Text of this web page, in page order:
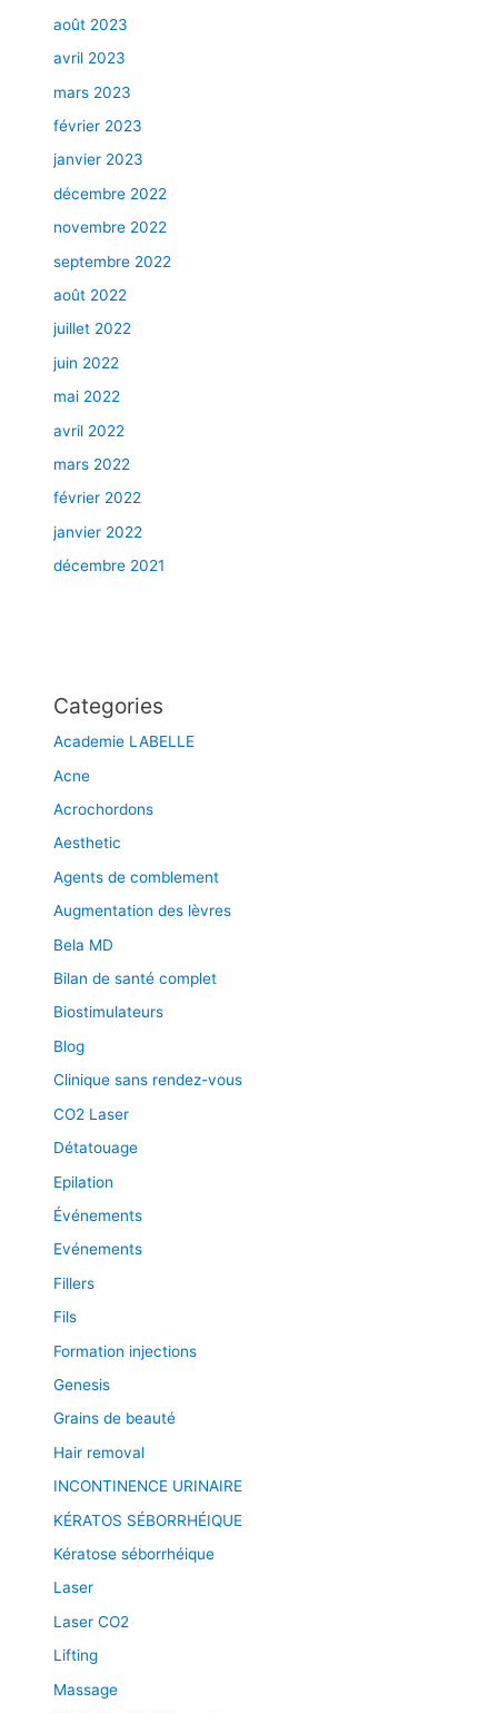
août 2023
avril 2023
mars 2023
février 2023
janvier 2023
décembre 2022
novembre 2022
septembre 2022
août 2022
juillet 2022
juin 2022
mai 2022
avril 2022
mars 2022
février 2022
janvier 2022
décembre 2021
Categories
Academie LABELLE
Acne
Acrochordons
Aesthetic
Agents de comblement
Augmentation des lèvres
Bela MD
Bilan de santé complet
Biostimulateurs
Blog
Clinique sans rendez-vous
CO2 Laser
Détatouage
Epilation
Événements
Evénements
Fillers
Fils
Formation injections
Genesis
Grains de beauté
Hair removal
INCONTINENCE URINAIRE
KÉRATOS SÉBORRHÉIQUE
Kératose séborrhéique
Laser
Laser CO2
Lifting
Massage